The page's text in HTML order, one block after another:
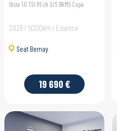
Ibiza 1.0 TSI 95 ch S/S BVM5 Copa
2026 / 5000km / Essence
Seat Bernay
19 690 €